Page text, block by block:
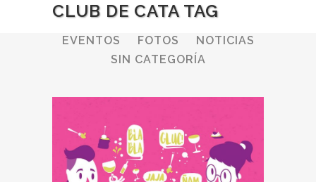
CLUB DE CATA TAG
ALL BODEGAS
BOLETINES
EVENTOS
FOTOS
NOTICIAS
SIN CATEGORÍA